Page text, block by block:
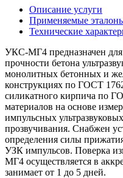
Описание услуги
Применяемые
Технические
УКС-МГ4 предназначен для
прочности бетона
монолитных бетонных и
конструкциях по ГОСТ
силикатного кирпича по
материалов на основе
импульсных
прозвучивания. Снабжен
определения силы
УЗК импульсов. Поверка
МГ4 осуществляется в
занимает от 1 до 5 дней.